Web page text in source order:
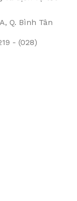
Q. Bình Tân
- (028)